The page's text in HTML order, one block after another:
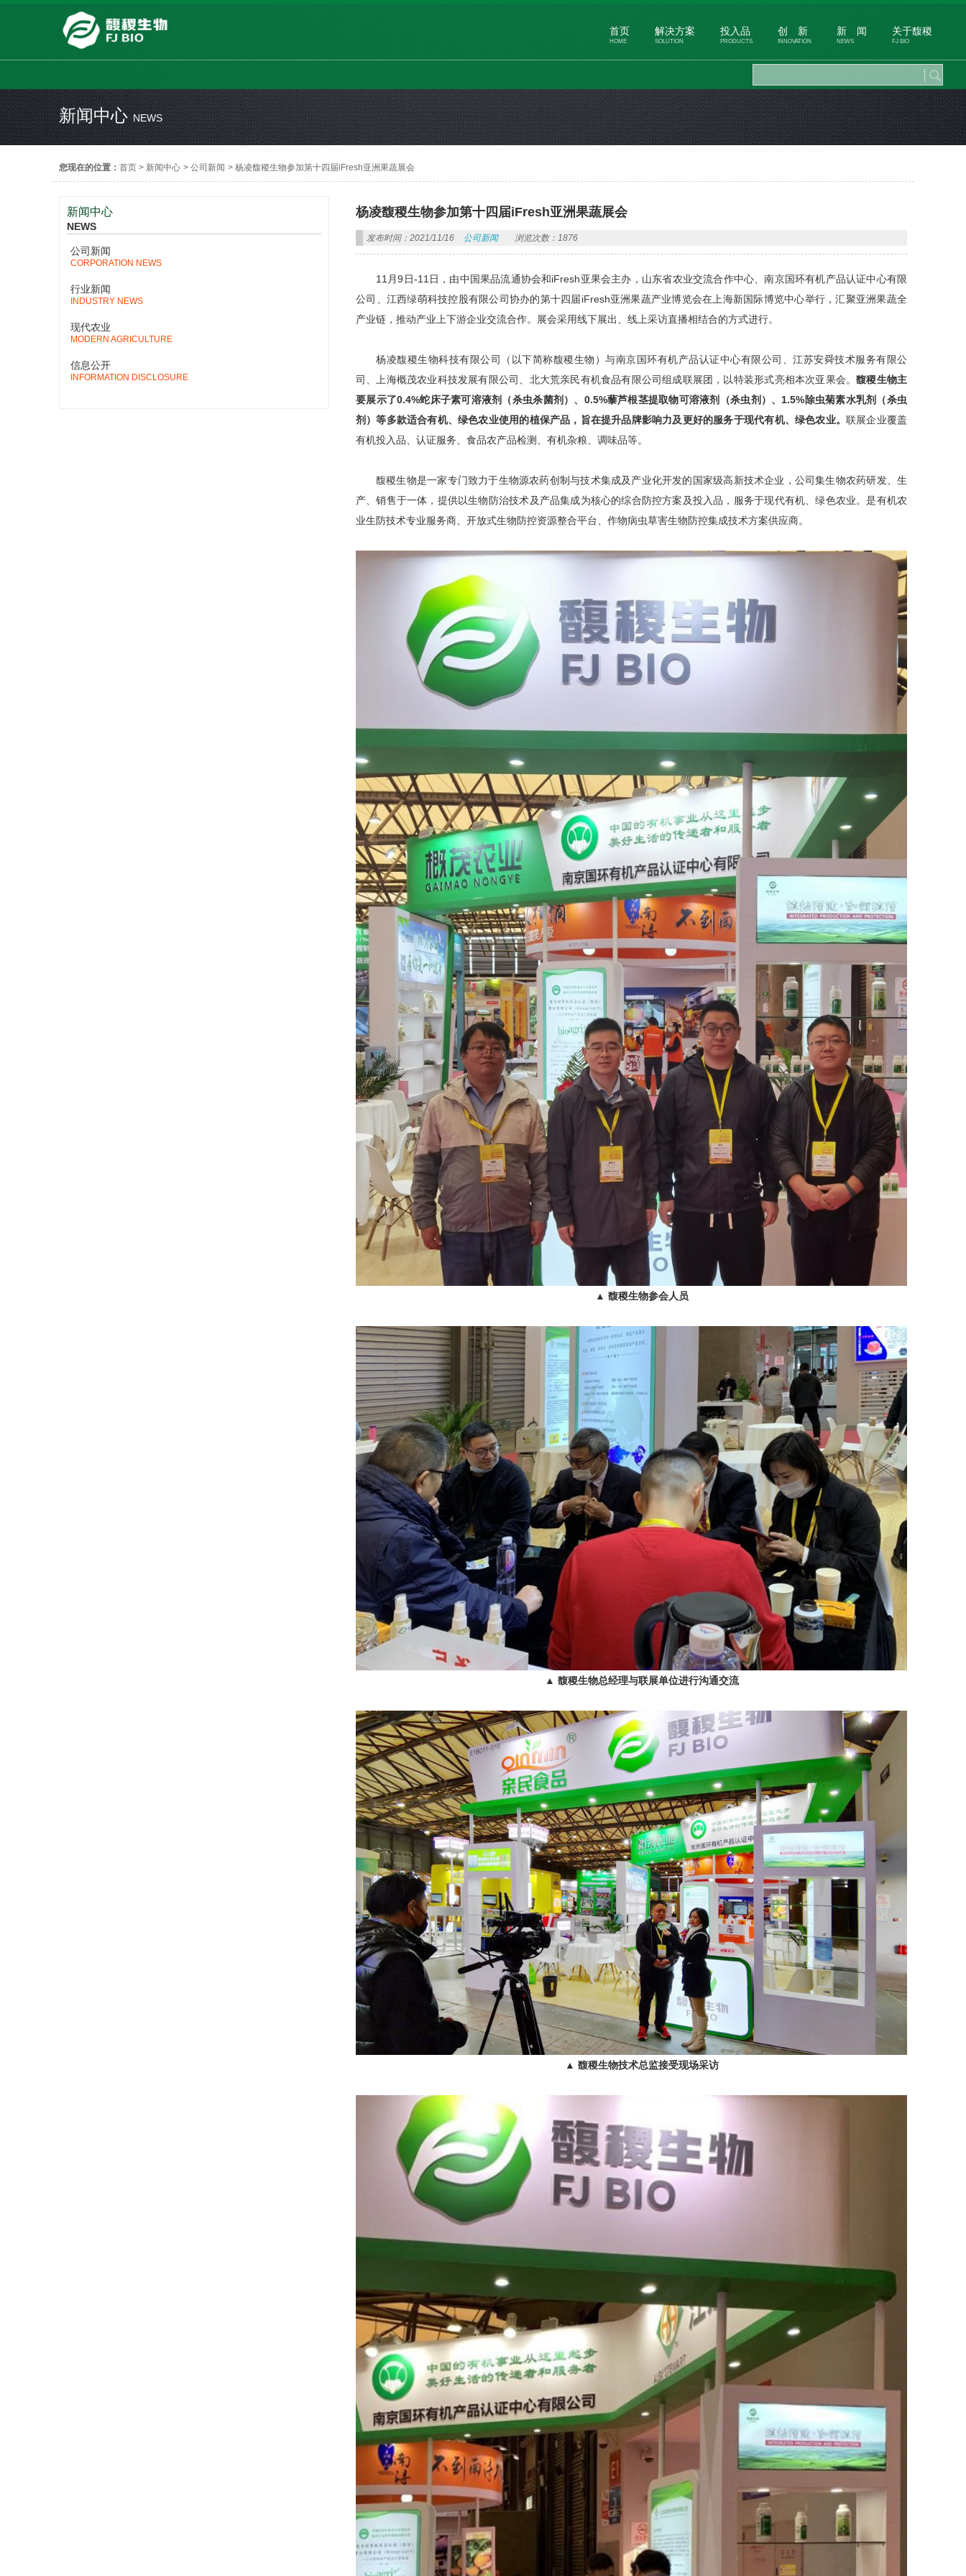
首页
HOME
解决方案
SOLUTION
投入品
PRODUCTS
创 新
INNOVATION
新 闻
NEWS
关于馥稷
FJ BIO
新闻中心NEWS
您现在的位置： 首页 > 新闻中心 > 公司新闻 > 杨凌馥稷生物参加第十四届iFresh亚洲果蔬展会
新闻中心
NEWS
公司新闻
CORPORATION NEWS
行业新闻
INDUSTRY NEWS
现代农业
MODERN AGRICULTURE
信息公开
INFORMATION DISCLOSURE
杨凌馥稷生物参加第十四届iFresh亚洲果蔬展会
发布时间：2021/11/16 公司新闻 浏览次数：1876
11月9日-11日，由中国果品流通协会和iFresh亚果会主办，山东省农业交流合作中心、南京国环有机产品认证中心有限
公司、江西绿萌科技控股有限公司协办的第十四届iFresh亚洲果蔬产业博览会在上海新国际博览中心举行，汇聚亚洲果蔬全
产业链，推动产业上下游企业交流合作。展会采用线下展出、线上采访直播相结合的方式进行。
杨凌馥稷生物科技有限公司（以下简称馥稷生物）与南京国环有机产品认证中心有限公司、江苏安舜技术服务有限公
司、上海概茂农业科技发展有限公司、北大荒亲民有机食品有限公司组成联展团，以特装形式亮相本次亚果会。馥稷生物主
要展示了0.4%蛇床子素可溶液剂（杀虫杀菌剂）、0.5%藜芦根茎提取物可溶液剂（杀虫剂）、1.5%除虫菊素水乳剂（杀虫
剂）等多款适合有机、绿色农业使用的植保产品，旨在提升品牌影响力及更好的服务于现代有机、绿色农业。 联展企业覆盖
有机投入品、认证服务、食品农产品检测、有机杂粮、调味品等。
馥稷生物是一家专门致力于生物源农药创制与技术集成及产业化开发的国家级高新技术企业，公司集生物农药研发、生
产、销售于一体，提供以生物防治技术及产品集成为核心的综合防控方案及投入品，服务于现代有机、绿色农业。是有机农
业生防技术专业服务商、开放式生物防控资源整合平台、作物病虫草害生物防控集成技术方案供应商。
▲ 馥稷生物参会人员
▲ 馥稷生物总经理与联展单位进行沟通交流
▲ 馥稷生物技术总监接受现场采访